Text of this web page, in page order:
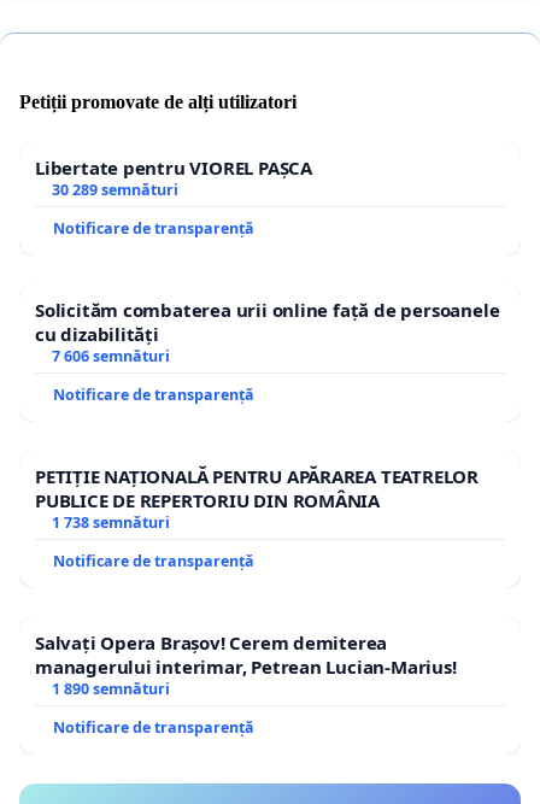
Petiții promovate de alți utilizatori
Libertate pentru VIOREL PAȘCA
30 289 semnături
Notificare de transparență
Solicităm combaterea urii online față de persoanele
cu dizabilități
7 606 semnături
Notificare de transparență
PETIȚIE NAȚIONALĂ PENTRU APĂRAREA TEATRELOR
PUBLICE DE REPERTORIU DIN ROMÂNIA
1 738 semnături
Notificare de transparență
Salvați Opera Brașov! Cerem demiterea
managerului interimar, Petrean Lucian-Marius!
1 890 semnături
Notificare de transparență